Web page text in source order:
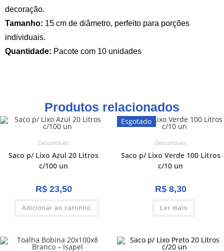
decoração.
Tamanho: 15 cm de diâmetro, perfeito para porções
individuais.
Quantidade: Pacote com 10 unidades
Produtos relacionados
Descartáveis
Saco p/ Lixo Azul 20 Litros
c/100 un
R$23,50
Adicionar ao carrinho
Esgotado
Descartáveis
Saco p/ Lixo Verde 100 Litros
c/10 un
R$8,30
Ler mais